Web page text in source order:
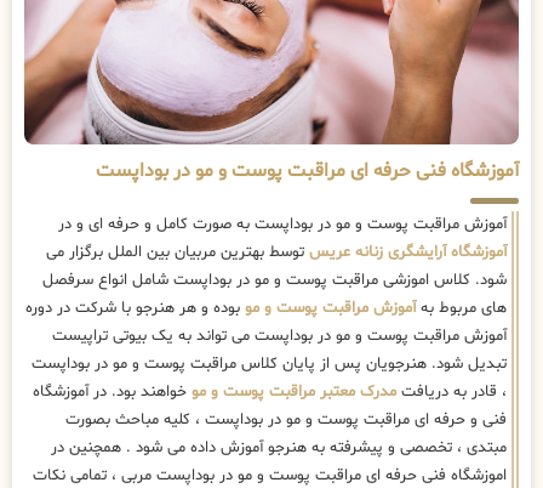
آموزشگاه فنی حرفه ای مراقبت پوست و مو در بوداپست
آموزش مراقبت پوست و مو در بوداپست به صورت کامل و حرفه ای و در
آموزشگاه آرایشگری زنانه عریس توسط بهترین مربیان بین الملل برگزار می
شود. کلاس اموزشی مراقبت پوست و مو در بوداپست شامل انواع سرفصل
های مربوط بهآموزش مراقبت پوست و مو بوده و هر هنرجو با شرکت در دوره
آموزش مراقبت پوست و مو در بوداپست می تواند به یک بیوتی تراپیست
تبدیل شود. هنرجویان پس از پایان کلاس مراقبت پوست و مو در بوداپست
، قادر به دریافت مدرک معتبر مراقبت پوست و مو خواهند بود. در آموزشگاه
فنی و حرفه ای مراقبت پوست و مو در بوداپست ، کلیه مباحث بصورت
مبتدی ، تخصصی و پیشرفته به هنرجو آموزش داده می شود . همچنین در
اموزشگاه فنی حرفه ای مراقبت پوست و مو در بوداپست مربی ، تمامی نکات